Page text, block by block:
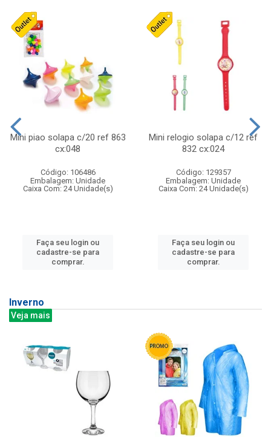
Mini piao solapa c/20 ref 863
cx:048
Código: 106486
Embalagem: Unidade
Caixa Com: 24 Unidade(s)
Faça seu login ou
cadastre-se para
comprar.
Mini relogio solapa c/12 ref
832 cx:024
Código: 129357
Embalagem: Unidade
Caixa Com: 24 Unidade(s)
Faça seu login ou
cadastre-se para
comprar.
Inverno
Veja mais